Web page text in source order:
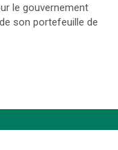
le gouvernement
son portefeuille de